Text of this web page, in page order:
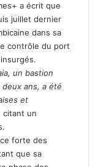
a écrit que
juillet dernier
dans sa
contrôle du port
un bastion
deux ans, a été
et
citant un
forte des
que sa